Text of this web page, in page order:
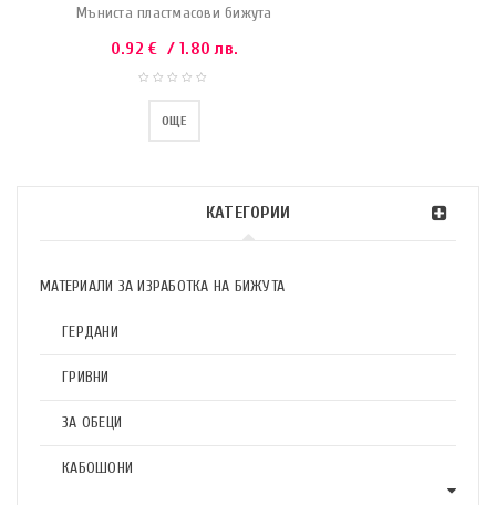
КАТЕГОРИИ
МАТЕРИАЛИ ЗА ИЗРАБОТКА НА БИЖУТА
ГЕРДАНИ
ГРИВНИ
ЗА ОБЕЦИ
КАБОШОНИ
Мъниста пластмасови бижута
0.92€ / 1.80 лв.
ОЩЕ